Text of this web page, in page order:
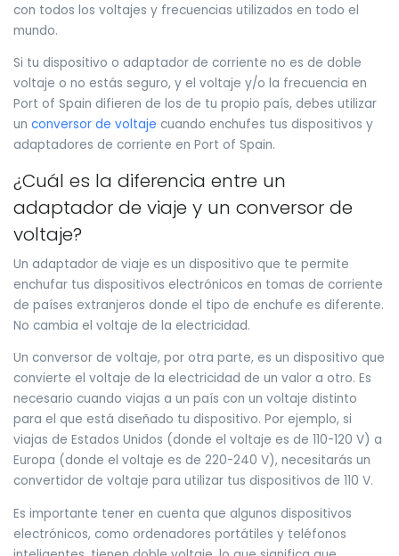
con todos los voltajes y frecuencias utilizados en todo el
mundo.
Si tu dispositivo o adaptador de corriente no es de doble
voltaje o no estás seguro, y el voltaje y/o la frecuencia en
Port of Spain difieren de los de tu propio país, debes utilizar
un conversor de voltaje cuando enchufes tus dispositivos y
adaptadores de corriente en Port of Spain.
¿Cuál es la diferencia entre un
adaptador de viaje y un conversor de
voltaje?
Un adaptador de viaje es un dispositivo que te permite
enchufar tus dispositivos electrónicos en tomas de corriente
de países extranjeros donde el tipo de enchufe es diferente.
No cambia el voltaje de la electricidad.
Un conversor de voltaje, por otra parte, es un dispositivo que
convierte el voltaje de la electricidad de un valor a otro. Es
necesario cuando viajas a un país con un voltaje distinto
para el que está diseñado tu dispositivo. Por ejemplo, si
viajas de Estados Unidos (donde el voltaje es de 110-120 V) a
Europa (donde el voltaje es de 220-240 V), necesitarás un
convertidor de voltaje para utilizar tus dispositivos de 110 V.
Es importante tener en cuenta que algunos dispositivos
electrónicos, como ordenadores portátiles y teléfonos